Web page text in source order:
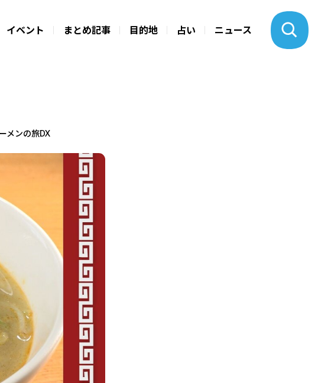
イベント まとめ記事 目的地 占い ニュース
メンの旅DX